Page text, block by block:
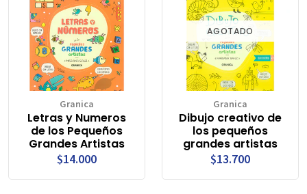
Granica
Letras y Numeros
de los Pequeños
Grandes Artistas
$14.000
AGOTADO
Granica
Dibujo creativo de
los pequeños
grandes artistas
$13.700